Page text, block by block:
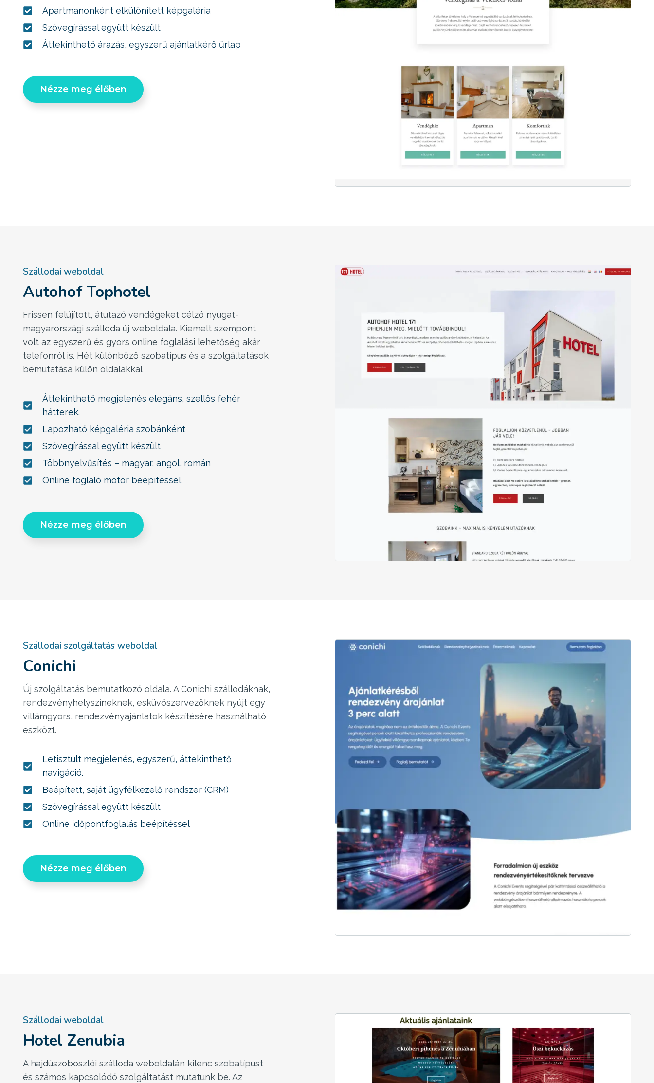
Apartmanonként elkülönített képgaléria
Szövegírással együtt készült
Áttekinthető árazás, egyszerű ajánlatkérő űrlap
Nézze meg élőben
Szállodai weboldal
Autohof Tophotel
Frissen felújított, átutazó vendégeket célzó nyugat-
magyarországi szálloda új weboldala. Kiemelt szempont
volt az egyszerű és gyors online foglalási lehetőség akár
telefonról is. Hét különböző szobatípus és a szolgáltatások
bemutatása külön oldalakkal
Áttekinthető megjelenés elegáns, szellős fehér
hátterek.
Lapozható képgaléria szobánként
Szövegírással együtt készült
Többnyelvűsítés – magyar, angol, román
Online foglaló motor beépítéssel
Nézze meg élőben
Szállodai szolgáltatás weboldal
Conichi
Új szolgáltatás bemutatkozó oldala. A Conichi szállodáknak,
rendezvényhelyszíneknek, esküvőszervezőknek nyújt egy
villámgyors, rendezvényajánlatok készítésére használható
eszközt.
Letisztult megjelenés, egyszerű, áttekinthető
navigáció.
Beépített, saját ügyfélkezelő rendszer (CRM)
Szövegírással együtt készült
Online időpontfoglalás beépítéssel
Nézze meg élőben
Szállodai weboldal
Hotel Zenubia
A hajdúszoboszlói szálloda weboldalán kilenc szobatípust
és számos kapcsolódó szolgáltatást mutatunk be. Az